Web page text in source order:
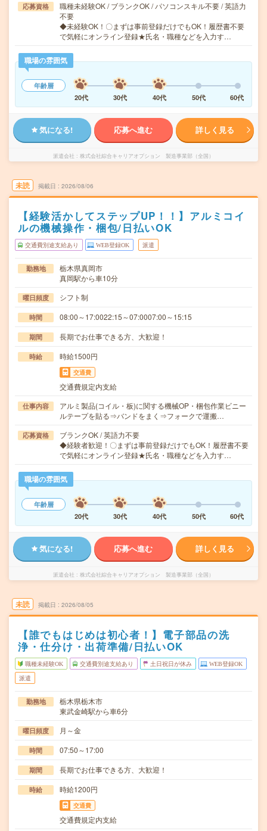
応募資格
職種未経験OK / ブランクOK / パソコンスキル不要 / 英語力
不要
◆未経験OK！〇まずは事前登録だけでもOK！履歴書不要
で気軽にオンライン登録★氏名・職種などを入力す…
職場の雰囲気
年齢層
20代
30代 40代 50代 60代
気になる! 応募へ進む 詳しく見る
派遣会社 株式会社綜合キャリアオプション 製造事業部（全国）
未読 掲載日 2026/08/06
【経験活かしてステップUP！！】アルミコイ
ルの機械操作・梱包/日払いOK
交通費別途支給あり WEB登録OK 派遣
勤務地
栃木県真岡市
真岡駅から車10分
曜日頻度 シフト制
時間 08:00～17:0022:15～07:0007:00～15:15
期間 長期でお仕事できる方、大歓迎！
時給 時給1500円
交通費
交通費規定内支給
仕事内容
アルミ製品(コイル・板)に関する機械OP・梱包作業ビニー
ルテープを貼る⇒バンドをまく⇒フォークで運搬…
応募資格
ブランクOK / 英語力不要
◆経験者歓迎！〇まずは事前登録だけでもOK！履歴書不要
で気軽にオンライン登録★氏名・職種などを入力す…
職場の雰囲気
年齢層
20代
30代 40代 50代 60代
気になる! 応募へ進む 詳しく見る
派遣会社 株式会社綜合キャリアオプション 製造事業部（全国）
未読 掲載日 2026/08/05
【誰でもはじめは初心者！】電子部品の洗
浄・仕分け・出荷準備/日払いOK
職種未経験OK 交通費別途支給あり 土日祝日が休み WEB登録OK
派遣
勤務地
栃木県栃木市
東武金崎駅から車6分
曜日頻度 月～金
時間 07:50～17:00
期間 長期でお仕事できる方、大歓迎！
時給 時給1200円
交通費
交通費規定内支給